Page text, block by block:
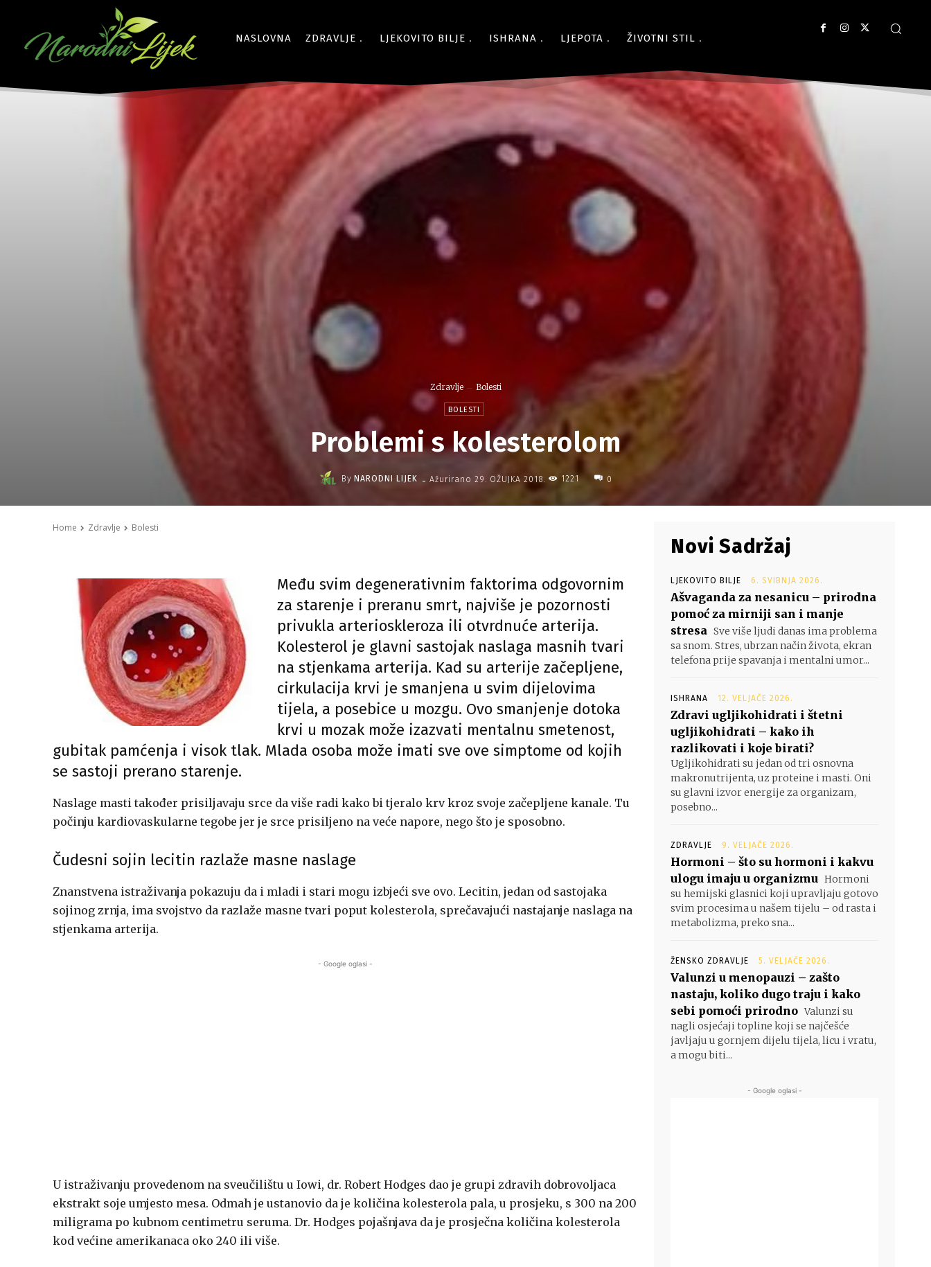
NASLOVNA ZDRAVLJE LJEKOVITO BILJE ISHRANA LJEPOTA ŽIVOTNI STIL
Zdravlje Bolesti
BOLESTI
Problemi s kolesterolom
By NARODNI LIJEK - Ažurirano 29. OŽUJKA 2018. 1221 0
Home Zdravlje Bolesti
Među svim degenerativnim faktorima odgovornim
za starenje i preranu smrt, najviše je pozornosti
privukla arterioskleroza ili otvrdnuće arterija.
Kolesterol je glavni sastojak naslaga masnih tvari
na stjenkama arterija. Kad su arterije začepljene,
cirkulacija krvi je smanjena u svim dijelovima
tijela, a posebice u mozgu. Ovo smanjenje dotoka
krvi u mozak može izazvati mentalnu smetenost,
gubitak pamćenja i visok tlak. Mlada osoba može imati sve ove simptome od kojih
se sastoji prerano starenje.
Naslage masti također prisiljavaju srce da više radi kako bi tjeralo krv kroz svoje začepljene kanale. Tu
počinju kardiovaskularne tegobe jer je srce prisiljeno na veće napore, nego što je sposobno.
Čudesni sojin lecitin razlaže masne naslage
Znanstvena istraživanja pokazuju da i mladi i stari mogu izbjeći sve ovo. Lecitin, jedan od sastojaka
sojinog zrnja, ima svojstvo da razlaže masne tvari poput kolesterola, sprečavajući nastajanje naslaga na
stjenkama arterija.
- Google oglasi -
U istraživanju provedenom na sveučilištu u Iowi, dr. Robert Hodges dao je grupi zdravih dobrovoljaca
ekstrakt soje umjesto mesa. Odmah je ustanovio da je količina kolesterola pala, u prosjeku, s 300 na 200
miligrama po kubnom centimetru seruma. Dr. Hodges pojašnjava da je prosječna količina kolesterola
kod većine amerikanaca oko 240 ili više.
Novi Sadržaj
LJEKOVITO BILJE 6. SVIBNJA 2026.
Ašvaganda za nesanicu – prirodna
pomoć za mirniji san i manje
stresa Sve više ljudi danas ima problema
sa snom. Stres, ubrzan način života, ekran
telefona prije spavanja i mentalni umor...
ISHRANA 12. VELJAČE 2026.
Zdravi ugljikohidrati i štetni
ugljikohidrati – kako ih
razlikovati i koje birati?
Ugljikohidrati su jedan od tri osnovna
makronutrijenta, uz proteine i masti. Oni
su glavni izvor energije za organizam,
posebno...
ZDRAVLJE 9. VELJAČE 2026.
Hormoni – što su hormoni i kakvu
ulogu imaju u organizmu Hormoni
su hemijski glasnici koji upravljaju gotovo
svim procesima u našem tijelu – od rasta i
metabolizma, preko sna...
ŽENSKO ZDRAVLJE 5. VELJAČE 2026.
Valunzi u menopauzi – zašto
nastaju, koliko dugo traju i kako
sebi pomoći prirodno Valunzi su
nagli osjećaji topline koji se najčešće
javljaju u gornjem dijelu tijela, licu i vratu,
a mogu biti...
- Google oglasi -